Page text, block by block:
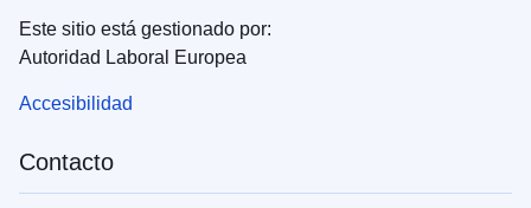
Este sitio está gestionado por:
Autoridad Laboral Europea
Accesibilidad
Contacto